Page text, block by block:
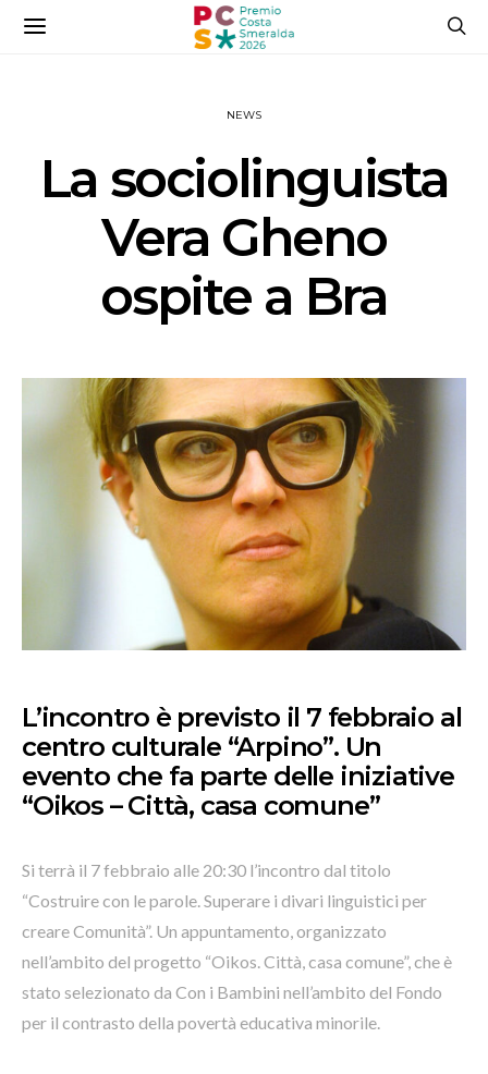
NEWS
La sociolinguista
Vera Gheno
ospite a Bra
L’incontro è previsto il 7 febbraio al
centro culturale “Arpino”. Un
evento che fa parte delle iniziative
“Oikos – Città, casa comune”
Si terrà il 7 febbraio alle 20:30 l’incontro dal titolo
“Costruire con le parole. Superare i divari linguistici per
creare Comunità”. Un appuntamento, organizzato
nell’ambito del progetto “Oikos. Città, casa comune”, che è
stato selezionato da Con i Bambini nell’ambito del Fondo
per il contrasto della povertà educativa minorile.